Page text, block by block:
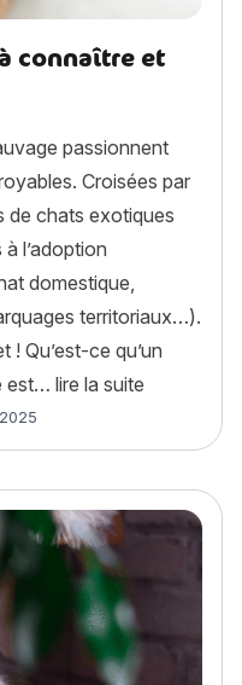
connaître et
passionnent
Croisées par
de chats exotiques
l’adoption
domestique,
territoriaux…).
! Qu’est-ce qu’un
est… lire la suite